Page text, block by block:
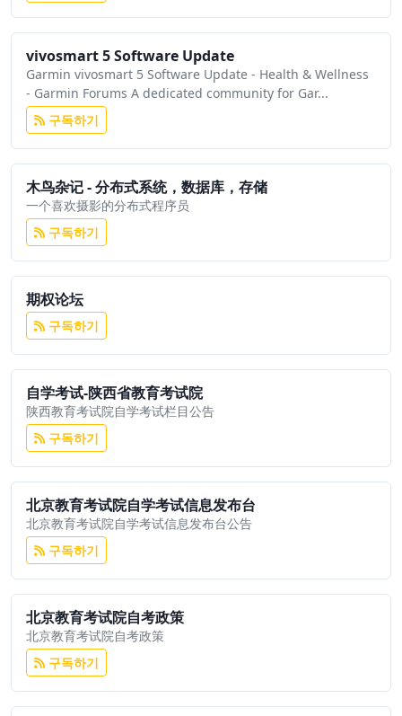
vivosmart 5 Software Update
Garmin vivosmart 5 Software Update - Health & Wellness
- Garmin Forums A dedicated community for Gar...
구독하기
木鸟杂记 - 分布式系统，数据库，存储
一个喜欢摄影的分布式程序员
구독하기
期权论坛
구독하기
自学考试-陕西省教育考试院
陕西教育考试院自学考试栏目公告
구독하기
北京教育考试院自学考试信息发布台
北京教育考试院自学考试信息发布台公告
구독하기
北京教育考试院自考政策
北京教育考试院自考政策
구독하기